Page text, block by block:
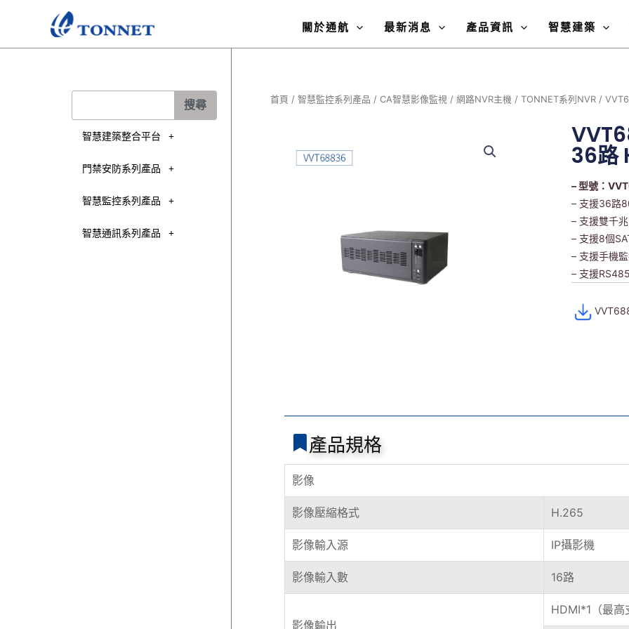
關於通航 最新消息 產品資訊 智慧建築
尋
搜尋
智慧建築整合平台
門禁安防系列產品
智慧監控系列產品
智慧通訊系列產品
首頁 / 智慧監控系列產品 / CA智慧影像監視 / 網路NVR主機 / TONNET系列NVR /
36路
– 型號：
– 支援36路
– 支援雙千
– 支援8個
– 支援手機
– 支援
產品規格
影像
影像壓縮格式 H.265
影像輸入源 IP攝影機
影像輸入數 16路
影像輸出
HDMI*1（最高